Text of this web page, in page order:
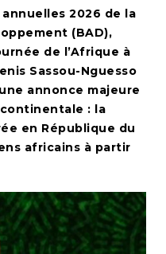
2026 de la
(BAD),
de l’Afrique à
Sassou-Nguesso
annonce majeure
: la
en République du
africains à partir